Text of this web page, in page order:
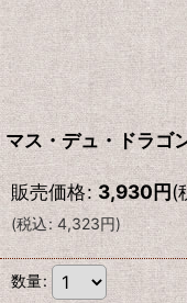
マス・デュ・ドラ
販売価格: 3,930円(
(税込: 4,323円)
数量: